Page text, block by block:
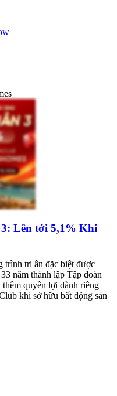
Lên tới 5,1% Khi
trình tri ân đặc biệt được
năm thành lập Tập đoàn
quyền lợi dành riêng
khi sở hữu bất động sản